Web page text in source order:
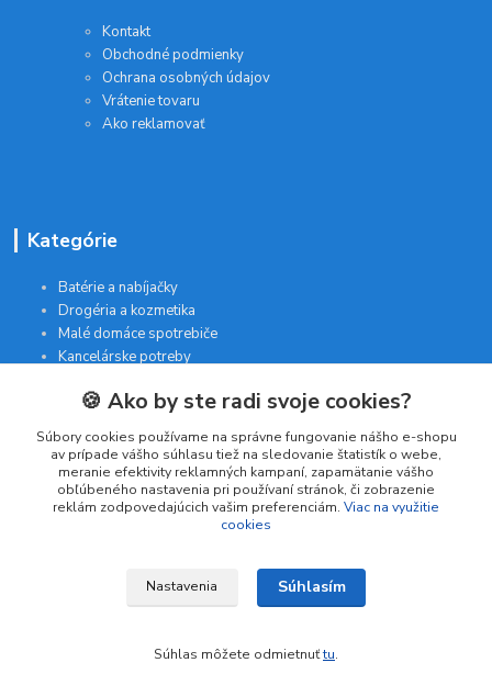
Kontakt
Obchodné podmienky
Ochrana osobných údajov
Vrátenie tovaru
Ako reklamovať
Kategórie
Batérie a nabíjačky
Drogéria a kozmetika
Malé domáce spotrebiče
Kancelárske potreby
Kontakt
INTERGAM s.r.o
Jelšová 5
🍪 Ako by ste radi svoje cookies?
Súbory cookies používame na správne fungovanie nášho e-shopu
av prípade vášho súhlasu tiež na sledovanie štatistík o webe,
meranie efektivity reklamných kampaní, zapamätanie vášho
obľúbeného nastavenia pri používaní stránok, či zobrazenie
reklám zodpovedajúcich vašim preferenciám. Viac na využitie
cookies
Nastavenia Súhlasím
Súhlas môžete odmietnuťtu.